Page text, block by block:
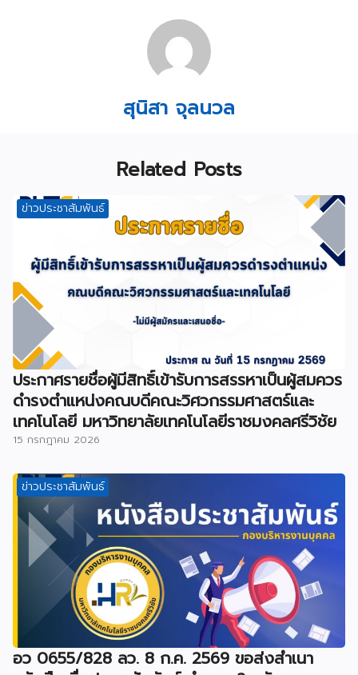
สุนิสา จุลนวล
Related Posts
ข่าวประชาสัมพันธ์
ประกาศรายชื่อผู้มีสิทธิ์เข้ารับการสรรหาเป็นผู้สมควร
ดำรงตำแหน่งคณบดีคณะวิศวกรรมศาสตร์และ
เทคโนโลยี มหาวิทยาลัยเทคโนโลยีราชมงคลศรีวิชัย
15 กรกฎาคม 2026
ข่าวประชาสัมพันธ์
อว 0655/828 ลว. 8 ก.ค. 2569 ขอส่งสำเนา